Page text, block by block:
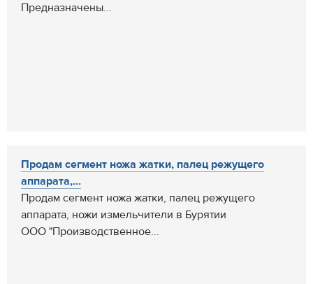
Предназначены...
Продам сегмент ножа жатки, палец режущего
аппарата,...
Продам сегмент ножа жатки, палец режущего
аппарата, ножи измельчители в Бурятии
ООО "Производственное...